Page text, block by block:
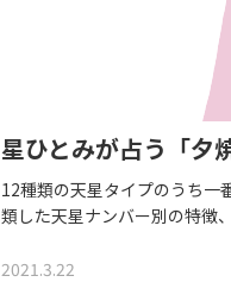
星ひとみが占う「夕
12種類の天星タイプのうち一
類した天星ナンバー別の特徴
2021.3.22